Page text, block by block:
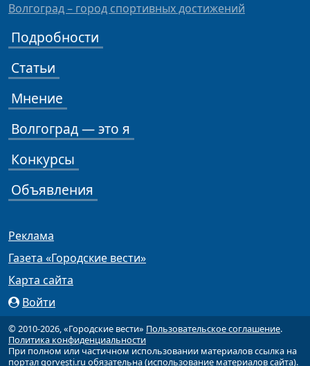
Волгоград – город спортивных достижений
Подробности
Статьи
Мнение
Волгоград — это я
Конкурсы
Объявления
Реклама
Газета «Городские вести»
Карта сайта
Войти
© 2010-2026, «Городские вести» Пользовательское соглашение.
Политика конфиденциальности
При полном или частичном использовании материалов ссылка на
портал gorvesti.ru обязательна (использование материалов сайта).